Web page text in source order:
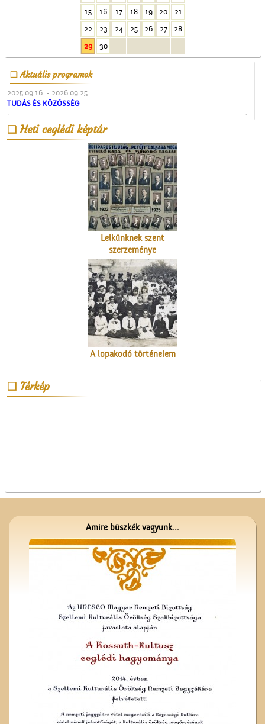
15 16 17 18 19 20
21
22
23 24 25 26 27
28
29
30
Aktuális programok
2025.09.16. - 2026.09.25.
TUDÁS ÉS KÖZÖSSÉG
Heti ceglédi képtár
Cegléd a magasból
Patkós Irma szülei
Lelkünknek szent
szerzeménye
A lopakodó történelem
A Nagytemplom
A ceglédi vasútállomás
Térkép
Amire büszkék vagyunk...